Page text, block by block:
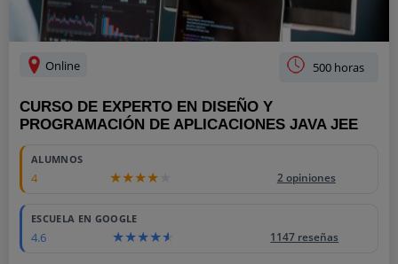
Online 500 horas
CURSO DE EXPERTO EN DISEÑO Y
PROGRAMACIÓN DE APLICACIONES JAVA JEE
ALUMNOS
4 2 opiniones
ESCUELA EN GOOGLE
4.6 1147 reseñas